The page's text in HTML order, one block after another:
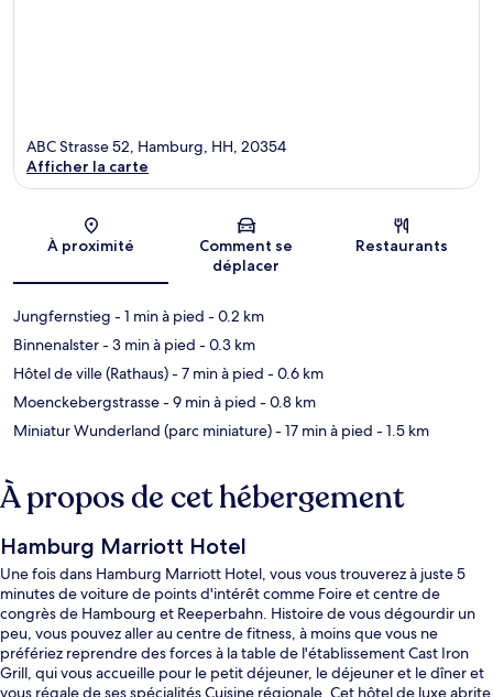
Carte
ABC Strasse 52, Hamburg, HH, 20354
Afficher la carte
À proximité
Comment se
déplacer
Restaurants
Jungfernstieg - 1 min à pied - 0.2 km
Binnenalster- 3 min à pied - 0.3 km
Hôtel de ville (Rathaus)- 7 min à pied - 0.6 km
Moenckebergstrasse- 9 min à pied - 0.8 km
Miniatur Wunderland (parc miniature)- 17 min à pied - 1.5 km
À propos de cet hébergement
Hamburg Marriott Hotel
Une fois dans Hamburg Marriott Hotel, vous vous trouverez à juste 5
minutes de voiture de points d'intérêt comme Foire et centre de
congrès de Hambourg et Reeperbahn. Histoire de vous dégourdir un
peu, vous pouvez aller au centre de fitness, à moins que vous ne
préfériez reprendre des forces à la table de l'établissement Cast Iron
Grill, qui vous accueille pour le petit déjeuner, le déjeuner et le dîner et
vous régale de ses spécialités Cuisine régionale. Cet hôtel de luxe abrite